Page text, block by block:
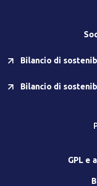
Bilancio di
Bilancio di
GPL e